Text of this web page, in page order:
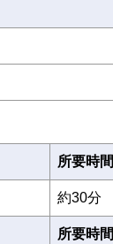
所要時間
約30分
所要時間